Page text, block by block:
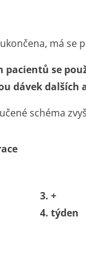
má se
se
dávek
schéma
3. +
4. týden